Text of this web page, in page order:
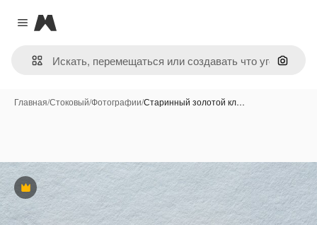
Close menu
Magnific
Поиск
Главная/Стоковый/Фотографии/Старинный золотой кл…
Премиум